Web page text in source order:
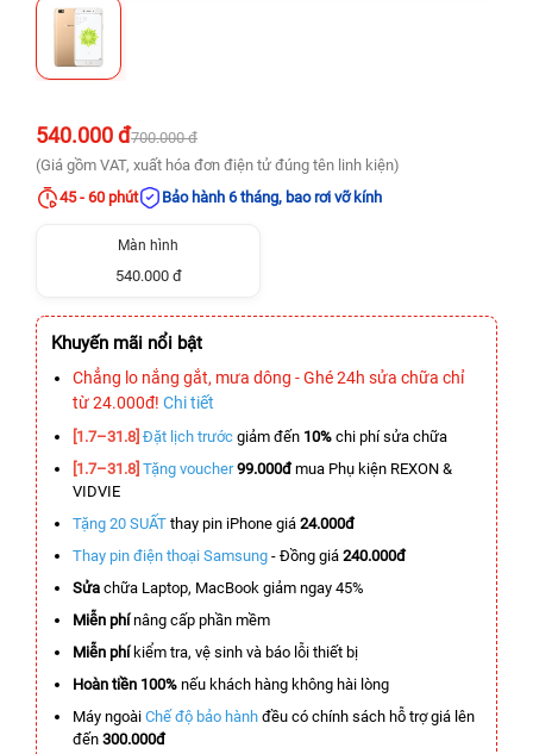
540.000 đ700.000 đ
(Giá gồm VAT, xuất hóa đơn điện tử đúng tên linh kiện)
45 - 60 phút
Bảo hành 6 tháng, bao rơi vỡ kính
Màn hình
540.000 đ
Khuyến mãi nổi bật
Chẳng lo nắng gắt, mưa dông - Ghé 24h sửa chữa chỉ
từ 24.000đ! Chi tiết
[1.7–31.8] Đặt lịch trước giảm đến 10% chi phí sửa chữa
[1.7–31.8] Tặng voucher 99.000đmua Phụ kiện REXON &
VIDVIE
Tặng 20 SUẤT thay pin iPhone giá 24.000đ
Thay pin điện thoại Samsung - Đồng giá 240.000đ
Sửa chữa Laptop, MacBook giảm ngay 45%
Miễn phínâng cấp phần mềm
Miễn phíkiểm tra, vệ sinh và báo lỗi thiết bị
Hoàn tiền 100% nếu khách hàng không hài lòng
Máy ngoài Chế độ bảo hành đều có chính sách hỗ trợ giá lên
đến 300.000đ